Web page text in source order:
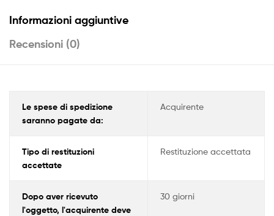
Informazioni aggiuntive
Recensioni (0)
Le spese di spedizione
saranno pagate da:
Acquirente
Tipo di restituzioni
accettate
Restituzione accettata
Dopo aver ricevuto
l'oggetto, l'acquirente deve
30 giorni